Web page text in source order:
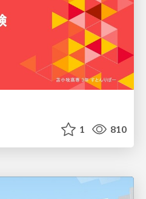
1 810